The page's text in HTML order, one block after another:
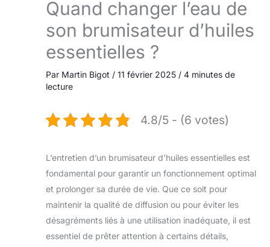
Quand changer l’eau de
son brumisateur d’huiles
essentielles ?
Par Martin Bigot / 11 février 2025 / 4 minutes de
lecture
4.8/5 - (6 votes)
L’entretien d’un brumisateur d’huiles essentielles est
fondamental pour garantir un fonctionnement optimal
et prolonger sa durée de vie. Que ce soit pour
maintenir la qualité de diffusion ou pour éviter les
désagréments liés à une utilisation inadéquate, il est
essentiel de prêter attention à certains détails,